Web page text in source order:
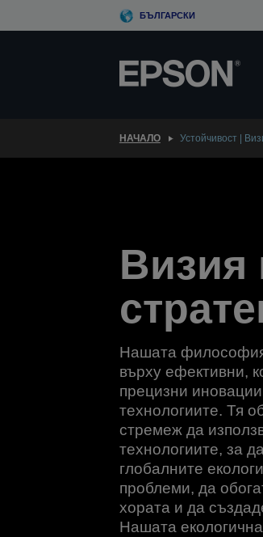
to
БЪЛГАРСКИ
НАЧАЛО Устойчивост |
Визия
Нашата
върху ефективни,
прецизни
технологиите. Тя
стремеж да
технологиите, за
глобалните
проблеми, да
хората и да
Нашата